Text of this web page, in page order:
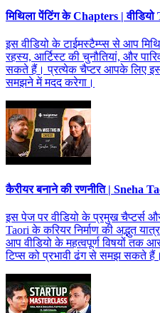
मिथिला पेंटिंग के Chapters | वीडियो
इस वीडियो के टाईमस्टैम्प्स से आप
रहस्य, आर्टिस्ट की चुनौतियां, और
सकते हैं। प्रत्येक चैप्टर आपके लिए इस
समझने में मदद करेगा।
कैरीयर बनाने की रणनीति | Sneha
इस पेज पर वीडियो के प्रमुख चैप्टर्स
Taori के करियर निर्माण की अद्भुत
आप वीडियो के महत्वपूर्ण विषयों
टिप्स को प्रभावी ढंग से समझ सकते हैं।